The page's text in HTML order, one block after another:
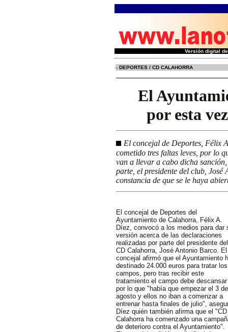
Versión digital
- DEPORTES / CD CALAHORRA
El
por esta
El concejal de Deportes, Félix
cometido tres faltas leves, por lo
van a llevar a cabo dicha
parte, el presidente del club, José
constancia de que se le haya
El concejal de Deportes del
Ayuntamiento de Calahorra, Félix A.
Díez, convocó a los medios para dar
versión acerca de las declaraciones
realizadas por parte del presidente del
CD Calahorra, José Antonio Barco. El
concejal afirmó que el Ayuntamiento
destinado 24.000 euros para tratar los
campos, pero tras recibir este
tratamiento el campo debe descansar
por lo que "había que empezar el 3 de
agosto y ellos no iban a comenzar a
entrenar hasta finales de julio",
Díez quién también afirma que el "CD
Calahorra ha comenzado una
de deterioro contra el Ayuntamiento".